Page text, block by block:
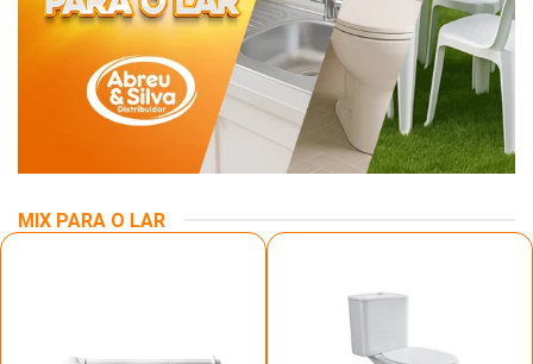
MIX PARA O LAR